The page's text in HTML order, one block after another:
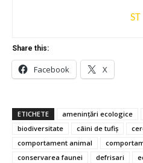
ST
Share this:
Facebook X
ETICHETE amenințări ecologice
biodiversitate
câini de tufiș
comportament animal
conservarea faunei
defrisari